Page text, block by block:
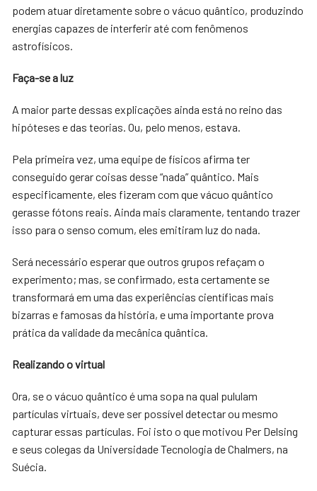
podem atuar diretamente sobre o vácuo quântico, produzindo
energias capazes de interferir até com fenômenos
astrofísicos.
Faça-se a luz
A maior parte dessas explicações ainda está no reino das
hipóteses e das teorias. Ou, pelo menos, estava.
Pela primeira vez, uma equipe de físicos afirma ter
conseguido gerar coisas desse “nada” quântico. Mais
especificamente, eles fizeram com que vácuo quântico
gerasse fótons reais. Ainda mais claramente, tentando trazer
isso para o senso comum, eles emitiram luz do nada.
Será necessário esperar que outros grupos refaçam o
experimento; mas, se confirmado, esta certamente se
transformará em uma das experiências científicas mais
bizarras e famosas da história, e uma importante prova
prática da validade da mecânica quântica.
Realizando o virtual
Ora, se o vácuo quântico é uma sopa na qual pululam
partículas virtuais, deve ser possível detectar ou mesmo
capturar essas partículas. Foi isto o que motivou Per Delsing
e seus colegas da Universidade Tecnologia de Chalmers, na
Suécia.